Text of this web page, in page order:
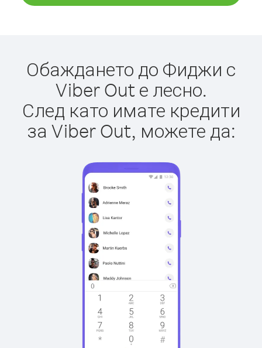
Обаждането до Фиджи с
Viber Out е лесно.
След като имате кредити
за Viber Out, можете да: